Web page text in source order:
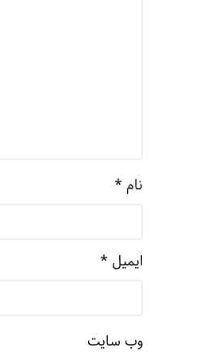
نام *
ایمیل *
وب‌ سایت